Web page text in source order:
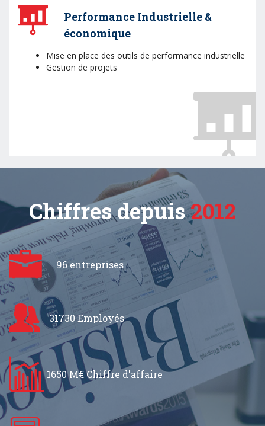
Performance Industrielle &
économique
Mise en place des outils de performance industrielle
Gestion de projets
Chiffres depuis2012
96 entreprises
31730 Employés
1650 M€ Chiffre d'affaire